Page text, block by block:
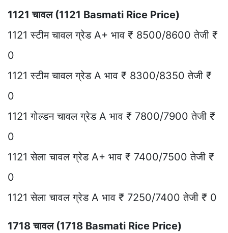
1121 चावल (1121 Basmati Rice Price)
1121 स्टीम चावल ग्रेड A+ भाव ₹ 8500/8600 तेजी ₹
0
1121 स्टीम चावल ग्रेड A भाव ₹ 8300/8350 तेजी ₹
0
1121 गोल्डन चावल ग्रेड A भाव ₹ 7800/7900 तेजी ₹
0
1121 सेला चावल ग्रेड A+ भाव ₹ 7400/7500 तेजी ₹
0
1121 सेला चावल ग्रेड A भाव ₹ 7250/7400 तेजी ₹ 0
1718 चावल (1718 Basmati Rice Price)